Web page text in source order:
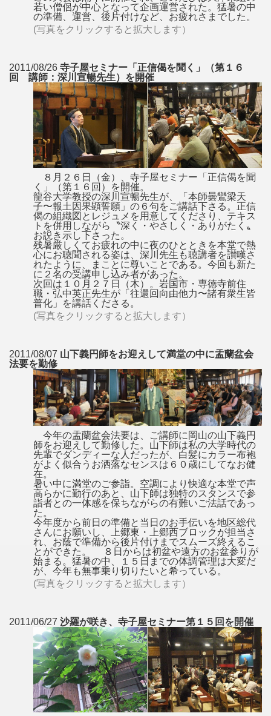
若い僧侶が中心となって企画運営された。猛暑の中
の準備、運営、後片付けなど、お疲れさまでした。
(写真をクリックすると拡大します）
2011/08/26 寺子屋セミナー「正信偈を聞く」（第１６
回 講師：深川宣暢先生）を開催
８月２６日（金）、寺子屋セミナー「正信偈を聞
く」（第１６回）を開催。
龍谷大学教授の深川宣暢先生が、「本師曇鸞梁天
子〜報土因果顕誓願」の６句をご講話下さる。正信
偈の組織図とレジュメを用意してくださり、テキス
トを併用しながら〝深く・やさしく・ありがたく〟
お説き示し下さった。
残暑厳しくてお疲れの中に夜のひとときを本堂で熱
心にお聴聞される姿は、深川先生も聴講者を讃嘆さ
れたように、まことに尊いことである。今回も新た
に２名の受講申し込み者があった。
次回は１０月２７日（木）。岩国市・専徳寺前住
職・弘中英正先生が「往還回向由他力〜諸有衆生皆
普化」を講話くださる。
(写真をクリックすると拡大します）
2011/08/07 山下義円師をお迎えして満堂の中に盂蘭盆会
法要を勤修
今年の盂蘭盆会法要は、ご講師に岡山の山下義円
師をお迎えして勤修した。山下師は私の大学時代の
先輩でダンディーな人だったが、白髪にカラー布袍
がよく似合うお洒落なセンスは６０歳にしてなお健
在。
暑い中に満堂のご参詣。空調により快適な本堂で声
高らかに勤行のあと、山下師は独特のスタンスで参
詣者との一体感を保ちながらの有難いご法話であっ
た。
今年度から前日の準備と当日のお手伝いを地区総代
さんにお願いし、上郷東・上郷西ブロックが担当さ
れ、お蔭で準備から後片付けまでスムーズ終えるこ
とができた。 ８日からは初盆や遠方のお盆参りが
始まる。猛暑の中、１５日までの体調管理は大変だ
が、今年も無事乗り切りたいと希っている。
(写真をクリックすると拡大します）
2011/06/27 沙羅が咲き、寺子屋セミナー第１５回を開催